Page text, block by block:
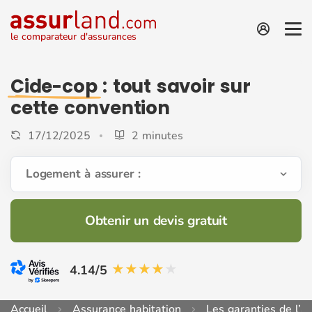
le comparateur d'assurances
Cide-cop: tout savoir sur
cette convention
17/12/2025 2 minutes
Logement à assurer :
Obtenir un devis gratuit
4.14/5